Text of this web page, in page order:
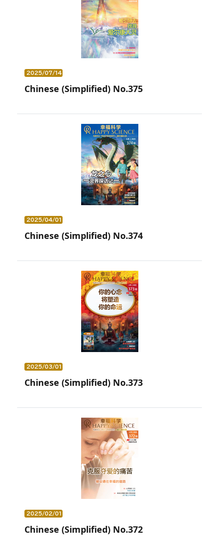
2025/07/14
Chinese (Simplified) No.375
2025/04/01
Chinese (Simplified) No.374
2025/03/01
Chinese (Simplified) No.373
2025/02/01
Chinese (Simplified) No.372